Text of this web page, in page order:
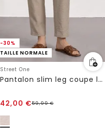
-30%
TAILLE NORMALE
Street One
Pantalon slim leg coupe loose avec détail de ceinture
42,00 €59,99€